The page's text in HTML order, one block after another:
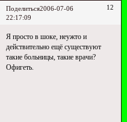
Поделиться 12
2006-07-06
22:17:09
Я просто в шоке, неужто и
действительно ещё существуют
такие больницы, такие врачи?
Офигеть.